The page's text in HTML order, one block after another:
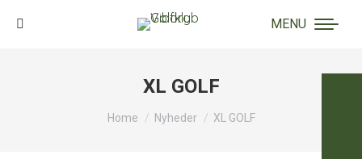
MENU
Search:
XL GOLF
You are here:
Home Nyheder XL GOLF